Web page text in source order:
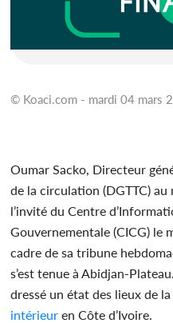
© Koaci.com - mardi 04 mars
Oumar Sacko, Directeur
de la circulation (DGTTC)
l’invité du Centre
Gouvernementale (CICG) le
cadre de sa tribune
s’est tenue à Abidjan-
dressé un état des lieux de
intérieur en Côte d’Ivoire.